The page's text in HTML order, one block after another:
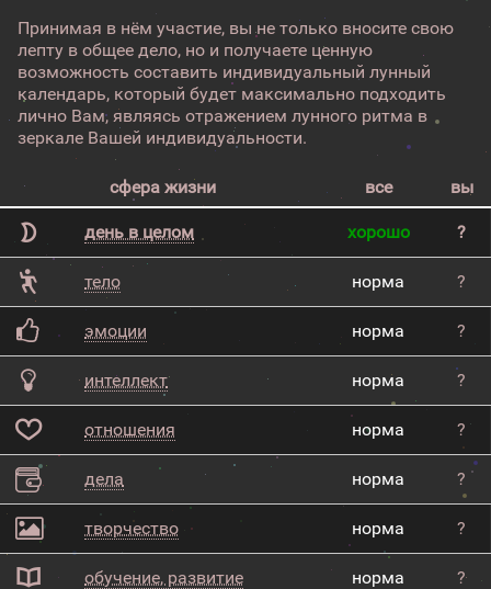
Принимая в нём участие, вы не только вносите свою
лепту в общее дело, но и получаете ценную
возможность составить индивидуальный лунный
календарь, который будет максимально подходить
лично Вам, являясь отражением лунного ритма в
зеркале Вашей индивидуальности.
сфера жизни все вы
день в целом хорошо ?
тело норма ?
эмоции норма ?
интеллект норма ?
отношения норма ?
дела норма ?
творчество норма ?
обучение, развитие норма ?